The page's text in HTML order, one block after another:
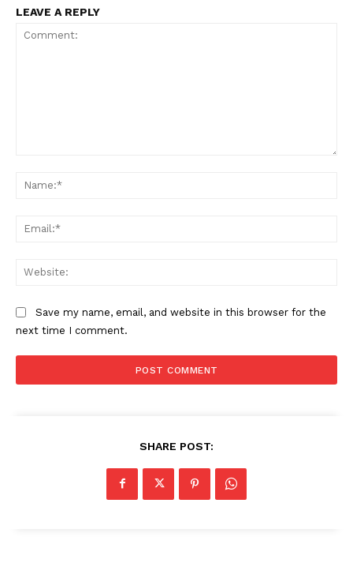
LEAVE A REPLY
Save my name, email, and website in this browser for the
next time I comment.
SHARE POST: